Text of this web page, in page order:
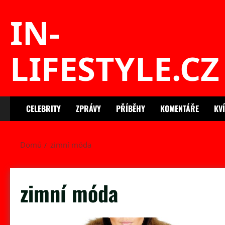
IN-
LIFESTYLE.CZ
CELEBRITY ZPRÁVY PŘÍBĚHY KOMENTÁŘE
Domů zimní móda
zimní móda